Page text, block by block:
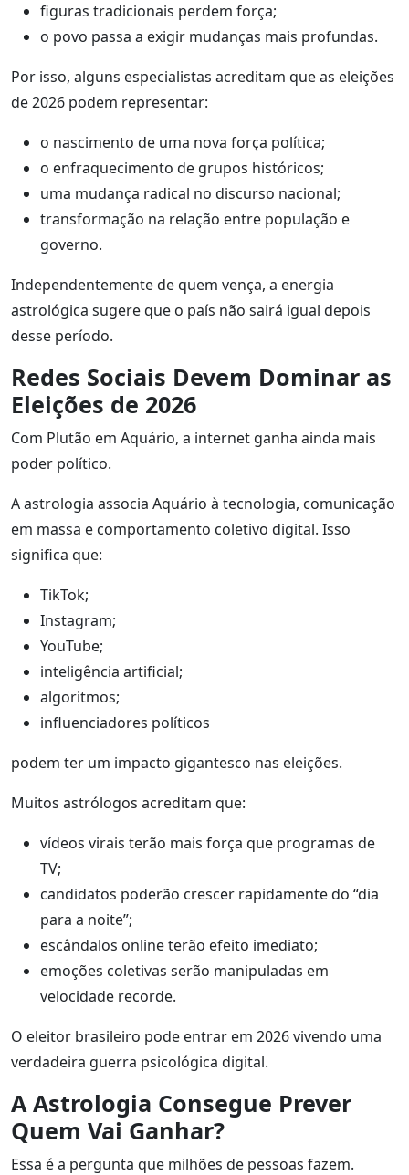
figuras tradicionais perdem força;
o povo passa a exigir mudanças mais profundas.
Por isso, alguns especialistas acreditam que as eleições
de 2026 podem representar:
o nascimento de uma nova força política;
o enfraquecimento de grupos históricos;
uma mudança radical no discurso nacional;
transformação na relação entre população e
governo.
Independentemente de quem vença, a energia
astrológica sugere que o país não sairá igual depois
desse período.
Redes Sociais Devem Dominar as
Eleições de 2026
Com Plutão em Aquário, a internet ganha ainda mais
poder político.
A astrologia associa Aquário à tecnologia, comunicação
em massa e comportamento coletivo digital. Isso
significa que:
TikTok;
Instagram;
YouTube;
inteligência artificial;
algoritmos;
influenciadores políticos
podem ter um impacto gigantesco nas eleições.
Muitos astrólogos acreditam que:
vídeos virais terão mais força que programas de
TV;
candidatos poderão crescer rapidamente do “dia
para a noite”;
escândalos online terão efeito imediato;
emoções coletivas serão manipuladas em
velocidade recorde.
O eleitor brasileiro pode entrar em 2026 vivendo uma
verdadeira guerra psicológica digital.
A Astrologia Consegue Prever
Quem Vai Ganhar?
Essa é a pergunta que milhões de pessoas fazem.